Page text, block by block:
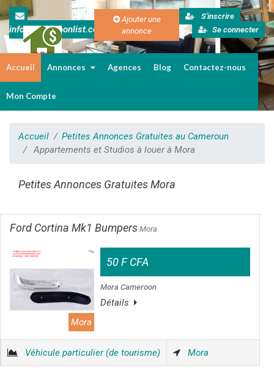
info@cameroonlist.com
Ajouter une
annonce
S'inscrire
Se connecter
Accueil Annonces Agences Blog Contactez-nous
Mon Compte
Accueil
Petites Annonces Gratuites au Cameroun
Appartements et Studios à louer à Mora
Petites Annonces Gratuites Mora
Ford Cortina Mk1 Bumpers Mora
Mora
50 F CFA
Mora Cameroon
Détails
Véhicule particulier (de tourisme) Mora